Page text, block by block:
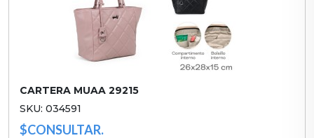
CARTERA MUAA 29215
SKU: 034591
$CONSULTAR.